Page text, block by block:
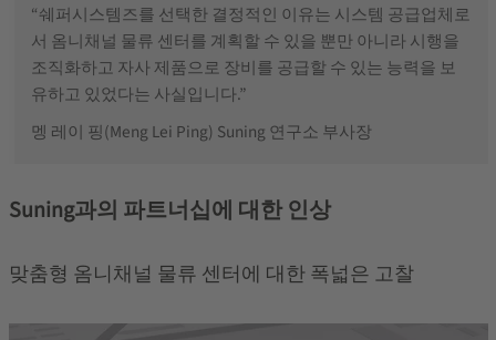
“쉐퍼시스템즈를 선택한 결정적인 이유는 시스템 공급업체로
서 옴니채널 물류 센터를 계획할 수 있을 뿐만 아니라 시행을
조직화하고 자사 제품으로 장비를 공급할 수 있는 능력을 보
유하고 있었다는 사실입니다.”
멩 레이 핑(Meng Lei Ping) Suning 연구소 부사장
Suning과의 파트너십에 대한 인상
맞춤형 옴니채널 물류 센터에 대한 폭넓은 고찰